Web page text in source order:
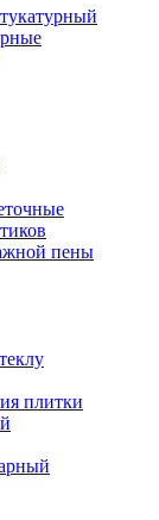
пены
плитки